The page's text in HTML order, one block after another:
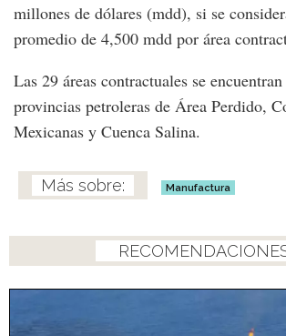
millones de dólares (mdd), si se
promedio de 4,500 mdd por área
Las 29 áreas contractuales se
provincias petroleras de Área Perdido,
Mexicanas y Cuenca Salina.
Manufactura